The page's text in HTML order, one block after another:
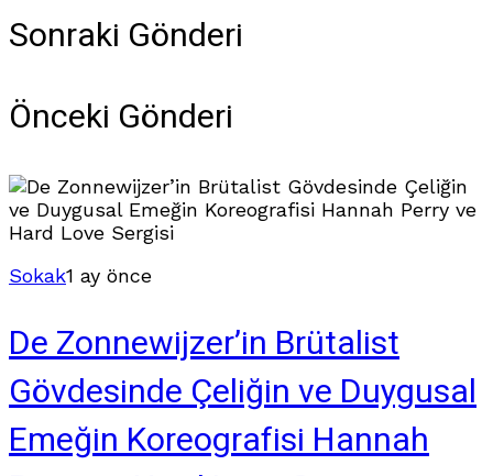
Sonraki Gönderi
Önceki Gönderi
Sokak1 ay önce
De Zonnewijzer’in Brütalist
Gövdesinde Çeliğin ve Duygusal
Emeğin Koreografisi Hannah